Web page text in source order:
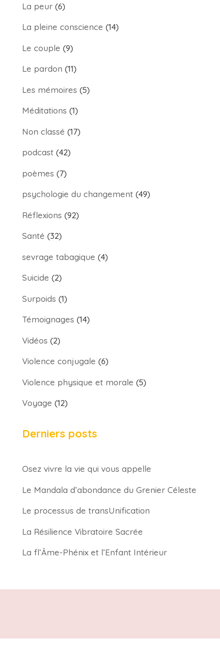
La peur(6)
La pleine conscience (14)
Le couple (9)
Le pardon (11)
Les mémoires (5)
Méditations (1)
Non classé (17)
podcast(42)
poèmes (7)
psychologie du changement(49)
Réflexions (92)
Santé (32)
sevrage tabagique (4)
Suicide (2)
Surpoids (1)
Témoignages (14)
Vidéos (2)
Violence conjugale (6)
Violence physique et morale (5)
Voyage (12)
Derniers posts
Osez vivre la vie qui vous appelle
Le Mandala d’abondance du Grenier Céleste
Le processus de transUnification
La Résilience Vibratoire Sacrée
La fl’Âme-Phénix et l’Enfant Intérieur